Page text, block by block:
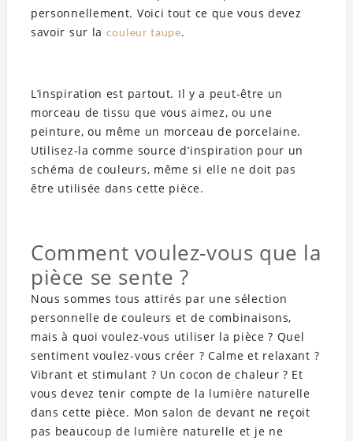
personnellement. Voici tout ce que vous devez
savoir sur la couleur taupe.
L’inspiration est partout. Il y a peut-être un
morceau de tissu que vous aimez, ou une
peinture, ou même un morceau de porcelaine.
Utilisez-la comme source d’inspiration pour un
schéma de couleurs, même si elle ne doit pas
être utilisée dans cette pièce.
Comment voulez-vous que la
pièce se sente ?
Nous sommes tous attirés par une sélection
personnelle de couleurs et de combinaisons,
mais à quoi voulez-vous utiliser la pièce ? Quel
sentiment voulez-vous créer ? Calme et relaxant ?
Vibrant et stimulant ? Un cocon de chaleur ? Et
vous devez tenir compte de la lumière naturelle
dans cette pièce. Mon salon de devant ne reçoit
pas beaucoup de lumière naturelle et je ne